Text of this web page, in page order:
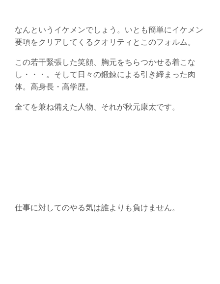
なんというイケメンでしょう。いとも簡単にイケメン
要項をクリアしてくるクオリティとこのフォルム。
この若干緊張した笑顔、胸元をちらつかせる着こな
し・・・。そして日々の鍛錬による引き締まった肉
体。高身長・高学歴。
全てを兼ね備えた人物、それが秋元康太です。
仕事に対してのやる気は誰よりも負けません。